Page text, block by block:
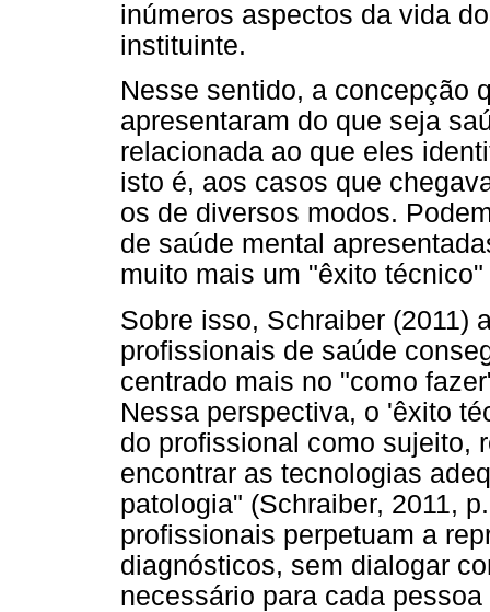
inúmeros aspectos da vida
instituinte.
Nesse sentido, a concepção
apresentaram do que seja
relacionada ao que eles
isto é, aos casos que
os de diversos modos.
de saúde mental
muito mais um "êxito
Sobre isso, Schraiber (2011)
profissionais de saúde
centrado mais no "como
Nessa perspectiva, o 'êxito
do profissional como sujeito,
encontrar as tecnologias
patologia" (Schraiber, 2011,
profissionais perpetuam a
diagnósticos, sem dialogar
necessário para cada